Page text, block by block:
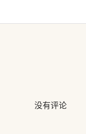
没有评论